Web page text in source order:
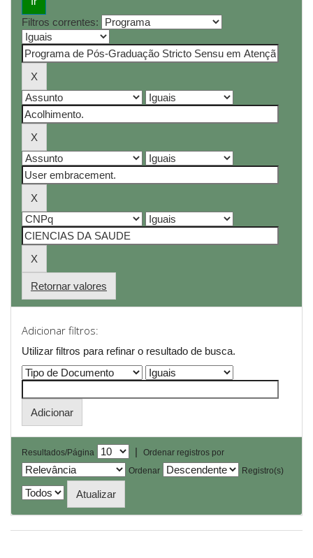
Filtros correntes:
Retornar valores
Adicionar filtros:
Utilizar filtros para refinar o resultado de busca.
Resultados/Página |
Ordenar registros por
Ordenar
Registro(s)